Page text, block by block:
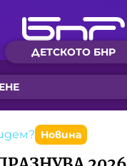
ДЕТСКОТО БНР
вълшебства
Новина